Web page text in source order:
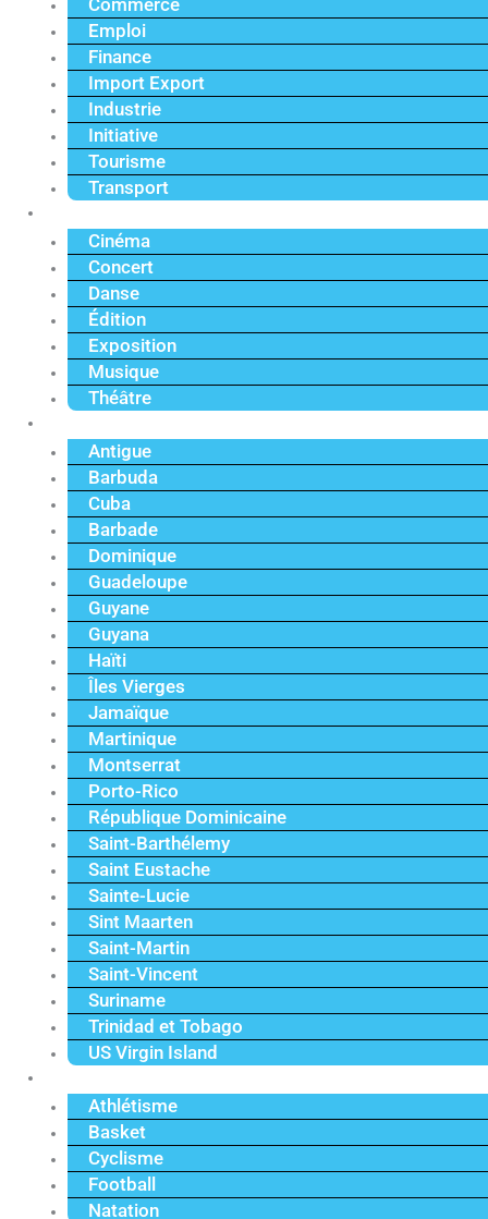
Commerce
Emploi
Finance
Import Export
Industrie
Initiative
Tourisme
Transport
Cinéma
Concert
Danse
Édition
Exposition
Musique
Théâtre
Antigue
Barbuda
Cuba
Barbade
Dominique
Guadeloupe
Guyane
Guyana
Haïti
Îles Vierges
Jamaïque
Martinique
Montserrat
Porto-Rico
République Dominicaine
Saint-Barthélemy
Saint Eustache
Sainte-Lucie
Sint Maarten
Saint-Martin
Saint-Vincent
Suriname
Trinidad et Tobago
US Virgin Island
Athlétisme
Basket
Cyclisme
Football
Natation